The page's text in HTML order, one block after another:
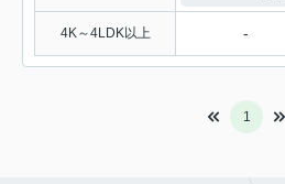
4K～4LDK以上 -
1